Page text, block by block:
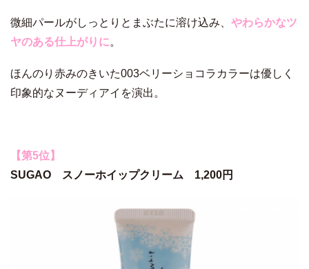
微細パールがしっとりとまぶたに溶け込み、 やわらかなツ
ヤのある仕上がりに。
ほんのり赤みのきいた003ベリーショコラカラーは優しく
印象的なヌーディアイを演出。
【第5位】
SUGAO スノーホイップクリーム 1,200円